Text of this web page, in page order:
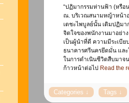
“ปฏิมากรรมห่านฟ้า (หรือ
ณ. บริเวณสนามหญ้าหน้าอ
เตชะไพบูลย์นั้น เดิมปฏิม
จิตใจของพนักงานมาอย่า
เป็นผู้นำที่ดี ความมีระเบีย
ธนาคารศรีนครยึดมั่น แล
ในการดำเนินชีวิตสืบมาจ
ก้าวหน้าต่อไป Read the